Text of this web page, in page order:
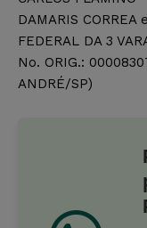
DAMARIS
FEDERAL DA 3
No. ORIG.:
ANDRÉ/SP)